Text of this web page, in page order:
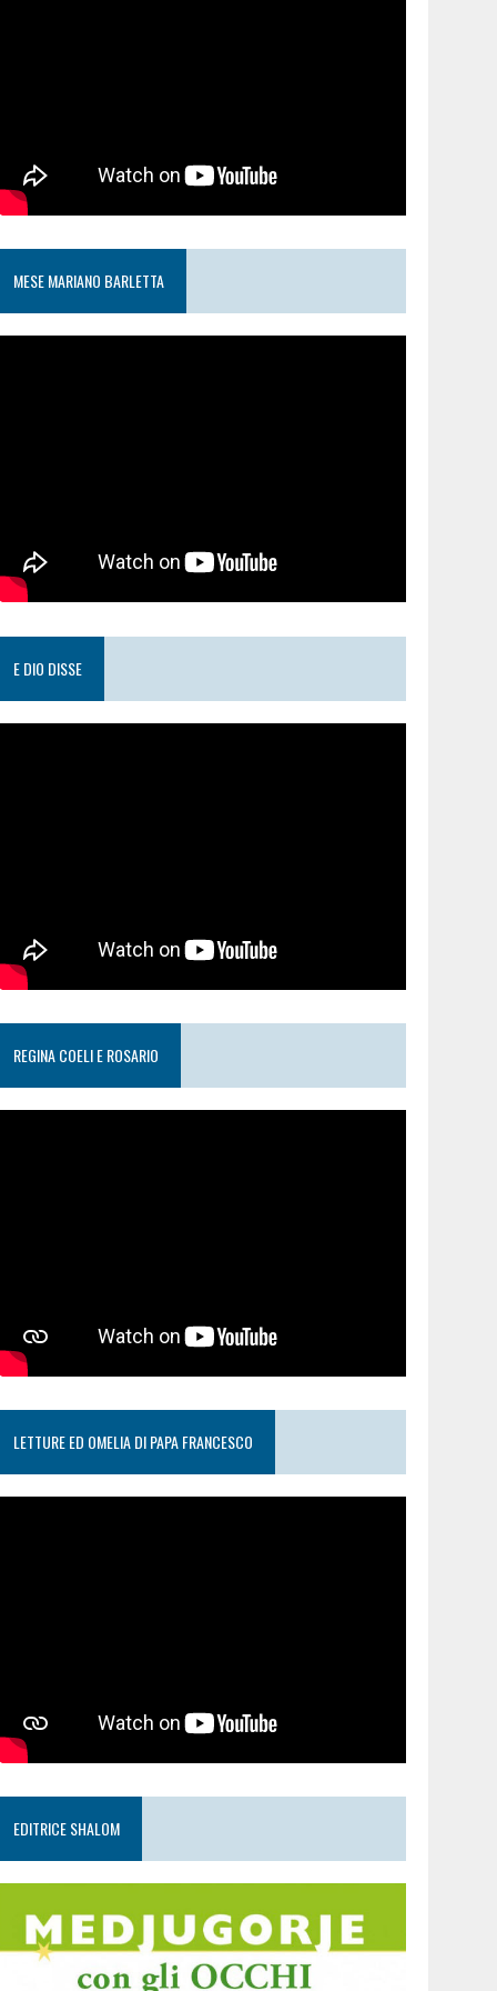
MESE MARIANO BARLETTA
E DIO DISSE
REGINA COELI E ROSARIO
LETTURE ED OMELIA DI PAPA FRANCESCO
EDITRICE SHALOM